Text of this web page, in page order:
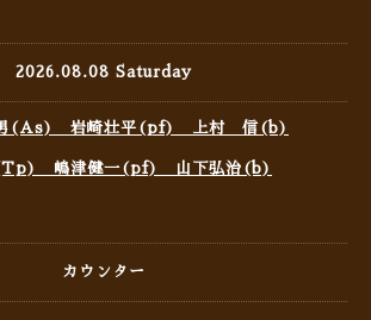
2026.08.08 Saturday
男(As) 岩崎壮平(pf) 上村 信(b)
(Tp) 嶋津健一(pf) 山下弘治(b)
カウンター